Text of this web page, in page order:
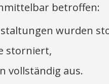
betroffen:
wurden
storniert,
vollständig aus.